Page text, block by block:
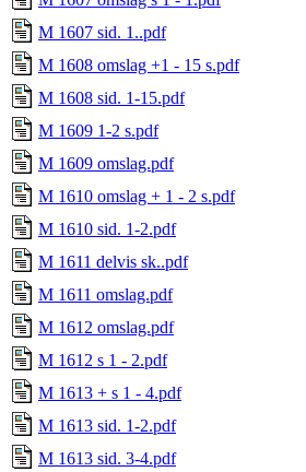
M 1607 sid. 1..pdf
M 1608 omslag +1 - 15 s.pdf
M 1608 sid. 1-15.pdf
M 1609 1-2 s.pdf
M 1609 omslag.pdf
M 1610 omslag + 1 - 2 s.pdf
M 1610 sid. 1-2.pdf
M 1611 delvis sk..pdf
M 1611 omslag.pdf
M 1612 omslag.pdf
M 1612 s 1 - 2.pdf
M 1613 + s 1 - 4.pdf
M 1613 sid. 1-2.pdf
M 1613 sid. 3-4.pdf